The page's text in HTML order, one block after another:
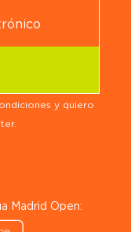
y quiero
Madrid Open: